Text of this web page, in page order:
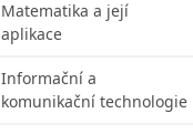
Matematika a její
aplikace
Informační a
komunikační technologie